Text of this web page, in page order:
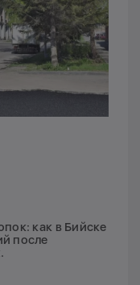
как в Бийске
после